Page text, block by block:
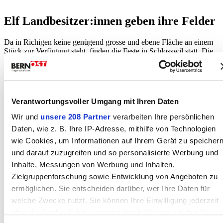
Verantwortungsvoller Umgang mit Ihren Daten
Wir und unsere 208 Partner verarbeiten Ihre persönlichen
Daten, wie z. B. Ihre IP-Adresse, mithilfe von Technologien
wie Cookies, um Informationen auf Ihrem Gerät zu speichern
und darauf zuzugreifen und so personalisierte Werbung und
Inhalte, Messungen von Werbung und Inhalten,
Zielgruppenforschung sowie Entwicklung von Angeboten zu
ermöglichen. Sie entscheiden darüber, wer Ihre Daten für
welche Zwecke nutzt. Sie können Ihre Einwilligung jederzeit
Elf Landbesitzer:innen geben ihre Felder
Da in Richigen keine genügend grosse und ebene Fläche an einem
Stück zur Verfügung steht, finden die Feste in Schlosswil statt. Die
Spielfelder befinden sich laut Mitteilung der HG Richigen schön in
einer Reihe auf dem Schlosswiler Moos in der Gemeinde
Für die Verpflegung passieren die Hornusser:innen die
Gemeindegrenzen. Das Festgelände wird in Ried b. Worb
Rangverkündigungen trotzdem in Richigen aufzubauen, wurde laut
Mitteilung schnell verworfen. Zu kompliziert und zu viel
Mehrverkehr.
Eintracht Oberthal macht Festwirtschaft